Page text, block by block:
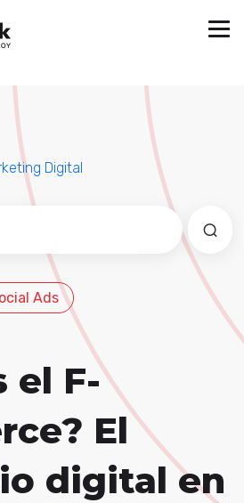
Digital
búsqueda con una función de
porque el campo de
Ads
el F-
El
digital en